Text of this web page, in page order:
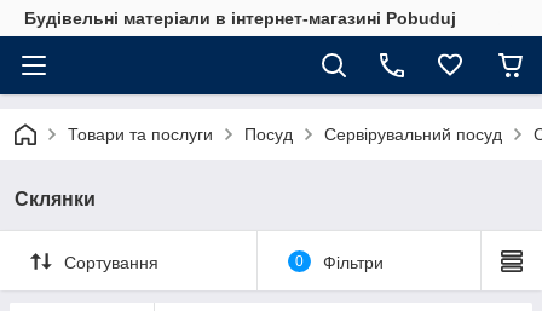
Будівельні матеріали в інтернет-магазині Pobuduj
Товари та послуги Посуд Сервірувальний посуд
Склянки
Сортування 0 Фільтри